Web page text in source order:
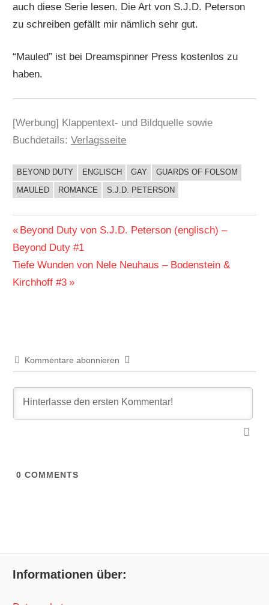
auch diese Serie lesen. Die Art von S.J.D. Peterson
zu schreiben gefällt mir nämlich sehr gut.
“Mauled” ist bei Dreamspinner Press kostenlos zu
haben.
[Werbung] Klappentext- und Bildquelle sowie
Buchdetails:Verlagsseite
BUCHIGES
BEYOND DUTY ENGLISCH GAY
GUARDS OF FOLSOM
MAULED
ROMANCE S.J.D. PETERSON
Beitragsnavigation
Vorheriger
Beitrag:
Beyond Duty von S.J.D. Peterson (englisch) –
Beyond Duty #1
Nächster
Beitrag:
Tiefe Wunden von Nele Neuhaus – Bodenstein &
Kirchhoff #3
Kommentare abonnieren
0 COMMENTS
Informationen über: